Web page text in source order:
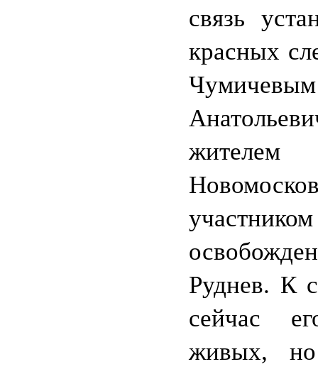
связь
красных
участником
Руднев. К
сейчас
живых,